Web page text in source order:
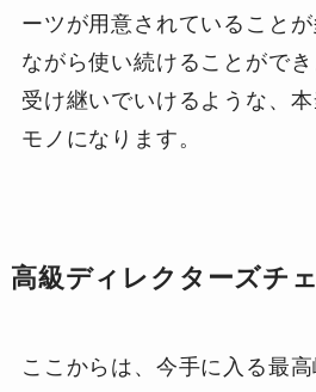
ーツが用意されていること
ながら使い続けることがで
受け継いでいけるような、
モノになります。
高級ディレクターズチ
ここからは、今手に入る最